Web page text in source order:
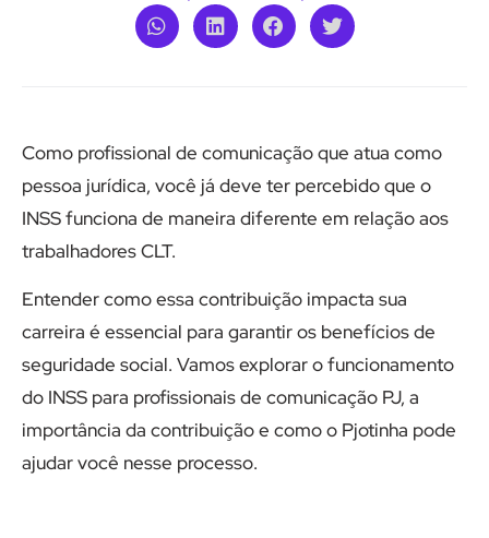
Como profissional de comunicação que atua como
pessoa jurídica, você já deve ter percebido que o
INSS funciona de maneira diferente em relação aos
trabalhadores CLT.
Entender como essa contribuição impacta sua
carreira é essencial para garantir os benefícios de
seguridade social. Vamos explorar o funcionamento
do INSS para profissionais de comunicação PJ, a
importância da contribuição e como o Pjotinha pode
ajudar você nesse processo.